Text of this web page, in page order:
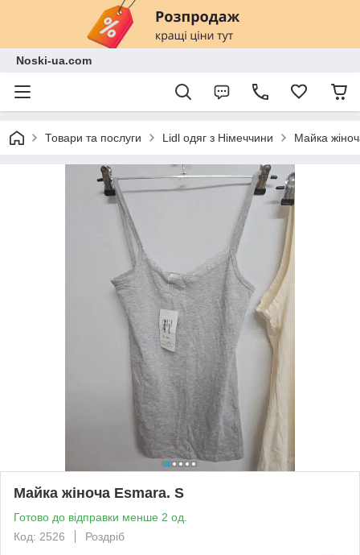
Noski-ua.com
Товари та послуги Lidl одяг з Німеччини Майка
Майка жіноча Esmara. S
Готово до відправки менше 2 од.
Код: 2526
Роздріб